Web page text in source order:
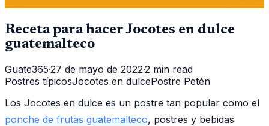
Receta para hacer Jocotes en dulce
guatemalteco
Guate365·27 de mayo de 2022·2 min read
Postres típicosJocotes en dulcePostre Petén
Los Jocotes en dulce es un postre tan popular como el
ponche de frutas guatemalteco, postres y bebidas